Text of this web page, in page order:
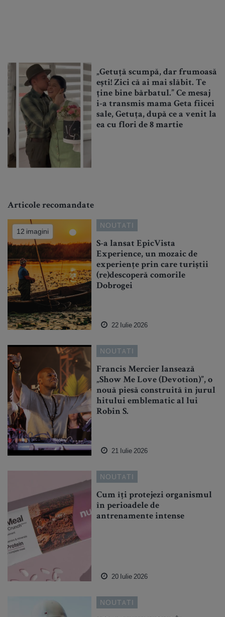
„Getuță scumpă, dar frumoasă
ești! Zici că ai mai slăbit. Te
ține bine bărbatul.” Ce mesaj
i-a transmis mama Geta fiicei
sale, Getuța, după ce a venit la
ea cu flori de 8 martie
Articole recomandate
12 imagini
NOUTATI
S-a lansat EpicVista
Experience, un mozaic de
experiențe prin care turiștii
(re)descoperă comorile
Dobrogei
22 Iulie 2026
NOUTATI
Francis Mercier lansează
„Show Me Love (Devotion)”, o
nouă piesă construită în jurul
hitului emblematic al lui
Robin S.
21 Iulie 2026
NOUTATI
Cum îți protejezi organismul
în perioadele de
antrenamente intense
20 Iulie 2026
NOUTATI